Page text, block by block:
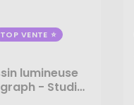
TOP VENTE
lumineuse
- Studio